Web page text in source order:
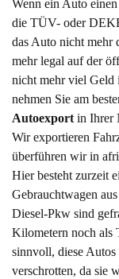
Wenn ein Auto
die TÜV- oder
das Auto nicht mehr
mehr legal auf der
nicht mehr viel Geld
nehmen Sie am
Autoexport in Ihrer
Wir exportieren
überführen wir in
Hier besteht zurzeit
Gebrauchtwagen
Diesel-Pkw sind
Kilometern noch als
sinnvoll, diese Autos
verschrotten, da sie